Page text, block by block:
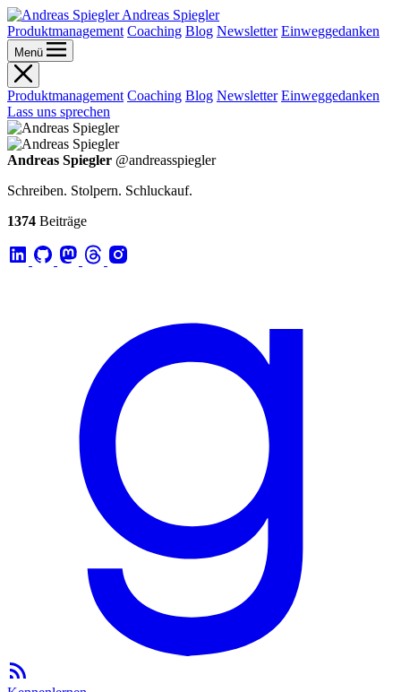
Andreas Spiegler
Produktmanagement Coaching Blog Newsletter Einweggedanken
Menü
Produktmanagement Coaching Blog Newsletter Einweggedanken
Lass uns sprechen
Andreas Spiegler @andreasspiegler
Schreiben. Stolpern. Schluckauf.
1374 Beiträge